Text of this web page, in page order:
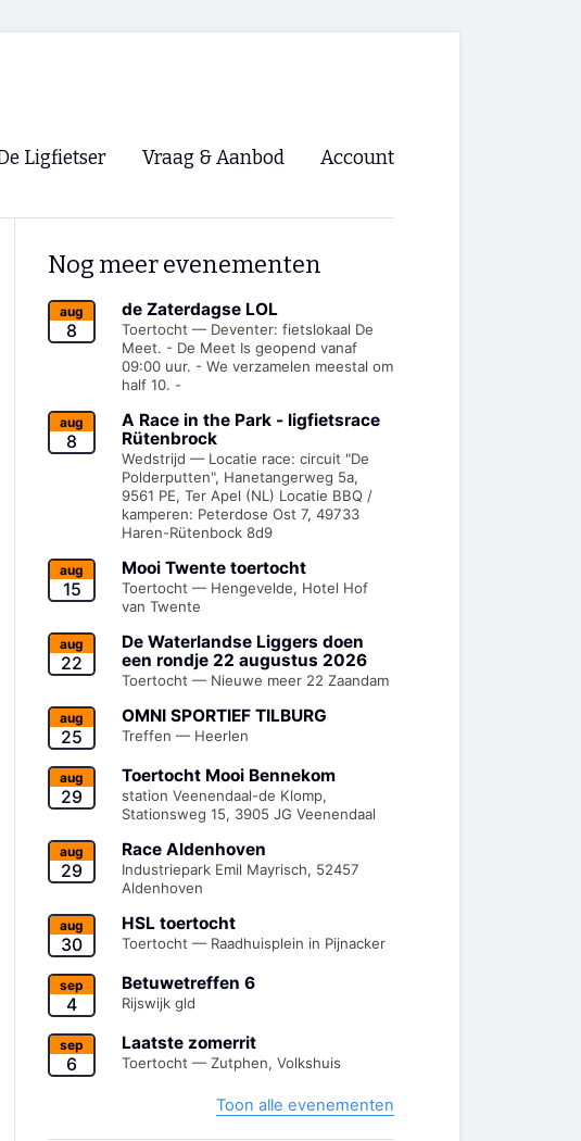
Ligfietser
NVHPV
Fietsverenigingen
& EuSupino 🡺
ligfietsers.nl 🡺
Vraag & Aanbod Account
Registreren
Nog meer evenementen
aug
8
de Zaterdagse LOL
Toertocht — Deventer: fietslokaal De
Meet. - De Meet Is geopend vanaf
09:00 uur. - We verzamelen meestal om
half 10. -
aug
8
A Race in the Park - ligfietsrace
Rütenbrock
Wedstrijd — Locatie race: circuit "De
Polderputten", Hanetangerweg 5a,
9561 PE, Ter Apel (NL) Locatie BBQ /
kamperen: Peterdose Ost 7, 49733
Haren-Rütenbock 8d9
aug
15
Mooi Twente toertocht
Toertocht — Hengevelde, Hotel Hof
van Twente
aug
22
De Waterlandse Liggers doen
een rondje 22 augustus 2026
Toertocht — Nieuwe meer 22 Zaandam
aug
25
OMNI SPORTIEF TILBURG
Treffen — Heerlen
aug
29
Toertocht Mooi Bennekom
station Veenendaal-de Klomp,
Stationsweg 15, 3905 JG Veenendaal
aug
29
Race Aldenhoven
Industriepark Emil Mayrisch, 52457
Aldenhoven
aug
30
HSL toertocht
Toertocht — Raadhuisplein in Pijnacker
sep
4
Betuwetreffen 6
Rijswijk gld
sep
6
Laatste zomerrit
Toertocht — Zutphen, Volkshuis
Toon alle evenementen